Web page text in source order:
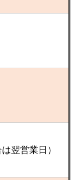
翌営業日）